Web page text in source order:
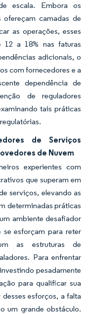
escala. Embora os
camadas de
as operações, esses
a 18% nas faturas
adicionais, o
com fornecedores e a
dependência de
de reguladores
tais práticas
de Serviços
de Nuvem
experientes com
que superam em
serviços, elevando as
determinadas práticas
ambiente desafiador
esforçam para reter
as estruturas de
Para enfrentar
pesadamente
para qualificar sua
esforços, a falta
um grande obstáculo.